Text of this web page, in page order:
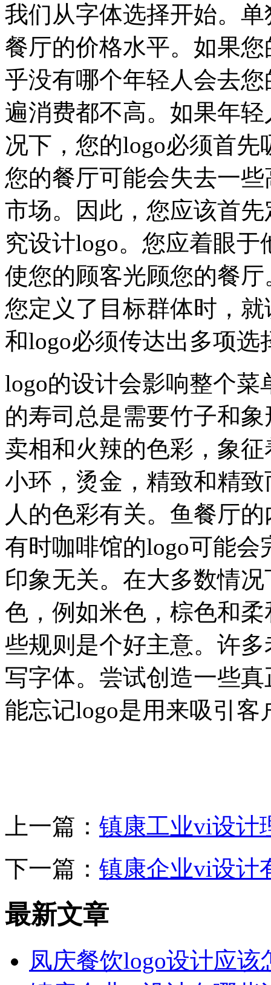
我们从字体选择开始。
餐厅的价格水平。如果
乎没有哪个年轻人会去
遍消费都不高。如果年
况下，您的logo必须首
您的餐厅可能会失去一
市场。因此，您应该首
究设计logo。您应着眼
使您的顾客光顾您的餐
您定义了目标群体时，
和logo必须传达出多项
logo的设计会影响整个
的寿司总是需要竹子和
卖相和火辣的色彩，象
小环，烫金，精致和精
人的色彩有关。鱼餐厅
有时咖啡馆的logo可能
印象无关。在大多数情
色，例如米色，棕色和
些规则是个好主意。许
写字体。尝试创造一些
能忘记logo是用来吸引
上一篇： 镇康工业vi设计
下一篇： 镇康企业vi设计
最新文章
凤庆餐饮logo设计应该